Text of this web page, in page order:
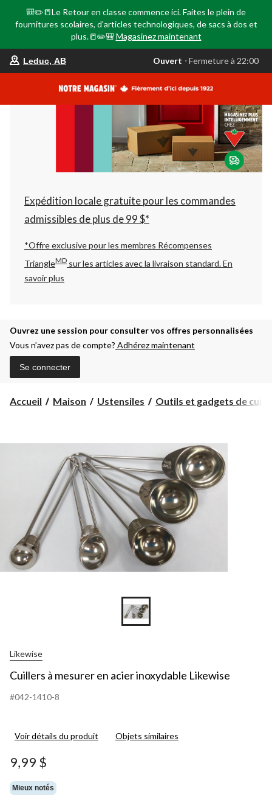
🎒✏️📒Le Retour en classe commence ici. Faites le plein de
fournitures scolaires, d'articles technologiques, de sacs à dos et
plus.📒✏️🎒 Magasinez maintenant
votre
est
AB,
Ouvert,
Fermeture
à
22:00
changer
Leduc, AB Ouvert ⋅ Fermeture à 22:00
Expédition locale gratuite pour les commandes
admissibles de plus de 99 $*
*Offre exclusive pour les membres Récompenses
TriangleMD sur les articles avec la livraison standard.En
savoir plus
Ouvrez une session pour consulter vos offres personnalisées
Vous n’avez pas de compte? Adhérez maintenant
Se connecter
Accueil Maison Ustensiles Outils et gadgets de
Likewise
Cuillers à mesurer en acier inoxydable Likewise
#042-1410-8
Voir détails du produit Objets similaires
9,99 $
Mieux notés